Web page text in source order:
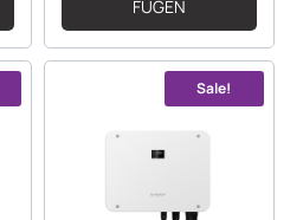
FÜGEN
Sale!